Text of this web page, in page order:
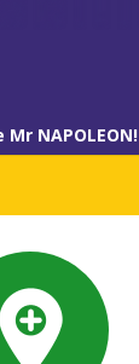
NAPOLEON!